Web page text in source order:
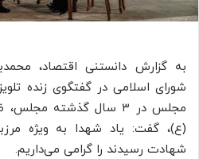
به گزارش دانستنی اقتصاد،
شورای اسلامی در گفتگوی زنده
مجلس در ۳ سال گذشته
(ع)، گفت: یاد شهدا به ویژه
شهادت رسیدند را گرامی می‌داریم.